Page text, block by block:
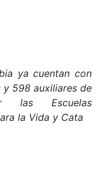
ya cuentan con
598 auxiliares de
las Escuelas
la Vida y Cata